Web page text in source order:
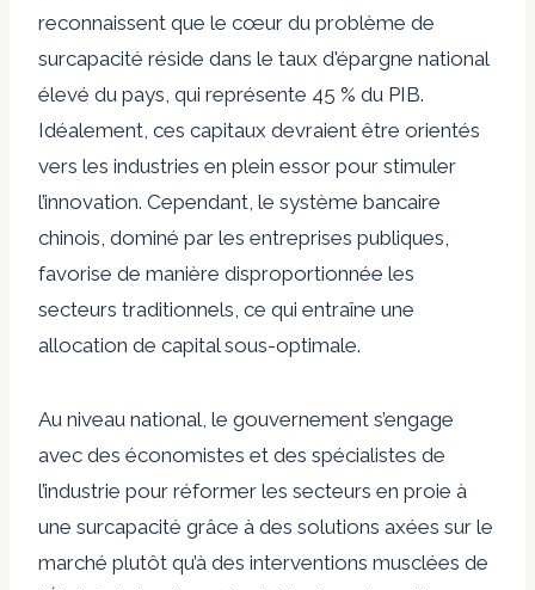
reconnaissent que le cœur du problème de
surcapacité réside dans le taux d'épargne national
élevé du pays, qui représente 45 % du PIB.
Idéalement, ces capitaux devraient être orientés
vers les industries en plein essor pour stimuler
l’innovation. Cependant, le système bancaire
chinois, dominé par les entreprises publiques,
favorise de manière disproportionnée les
secteurs traditionnels, ce qui entraîne une
allocation de capital sous-optimale.
Au niveau national, le gouvernement s’engage
avec des économistes et des spécialistes de
l’industrie pour réformer les secteurs en proie à
une surcapacité grâce à des solutions axées sur le
marché plutôt qu’à des interventions musclées de